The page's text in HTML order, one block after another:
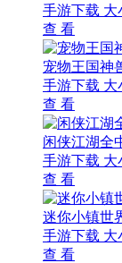
手游下载 大
查 看
宠物王国神
手游下载 大
查 看
闲侠江湖全
手游下载 大
查 看
迷你小镇世
手游下载 大
查 看